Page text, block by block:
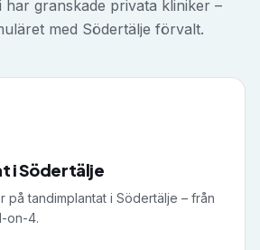
har granskade privata kliniker –
med Södertälje förvalt.
iSödertälje
på tandimplantat i Södertälje – från
on-4.